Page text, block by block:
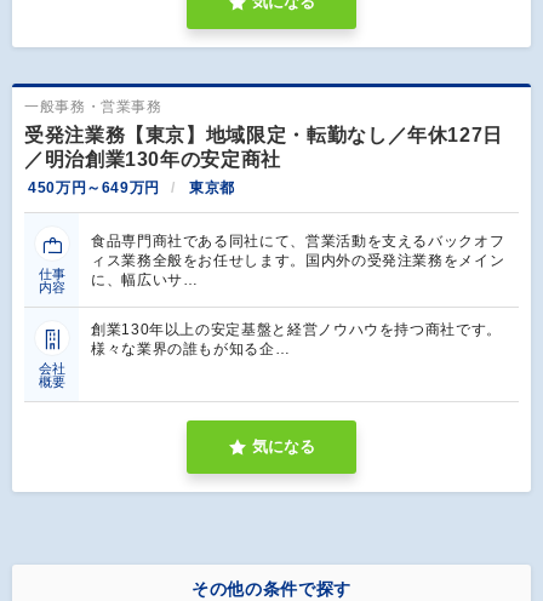
一般事務・営業事務
受発注業務【東京】地域限定・転勤なし／年休127日
／明治創業130年の安定商社
450万円～649万円 東京都
仕事
内容
食品専門商社である同社にて、営業活動を支えるバックオフ
ィス業務全般をお任せします。国内外の受発注業務をメイン
に、幅広いサ…
会社
概要
創業130年以上の安定基盤と経営ノウハウを持つ商社です。
様々な業界の誰もが知る企…
気になる
その他の条件で探す